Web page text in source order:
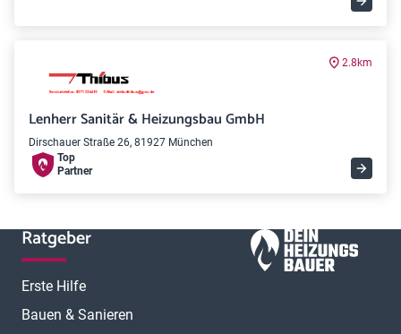
2.8km
Lenherr Sanitär & Heizungsbau GmbH
Dirschauer Straße 26, 81927 München
Top
Partner
Ratgeber
Erste Hilfe
Bauen & Sanieren